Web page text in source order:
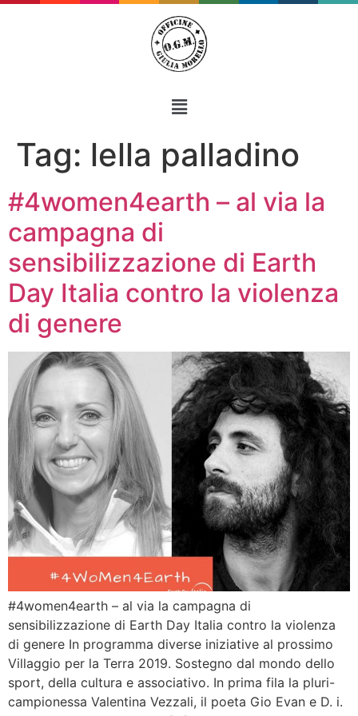
Tag: lella palladino
#4women4earth – al via la
campagna di
sensibilizzazione di Earth
Day Italia contro la violenza
di genere
#4women4earth – al via la campagna di
sensibilizzazione di Earth Day Italia contro la violenza
di genere In programma diverse iniziative al prossimo
Villaggio per la Terra 2019. Sostegno dal mondo dello
sport, della cultura e associativo. In prima fila la pluri-
campionessa Valentina Vezzali, il poeta Gio Evan e D. i.